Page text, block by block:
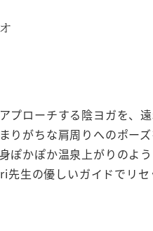
プローチする陰ヨガを、
りがちな肩周りへのポー
ぽかぽか温泉上がりのよう
先生の優しいガイドでリセ